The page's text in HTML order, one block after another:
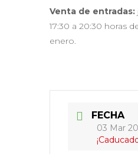
Venta de entradas:
17:30 a 20:30 horas
enero.
FECHA
03 Mar